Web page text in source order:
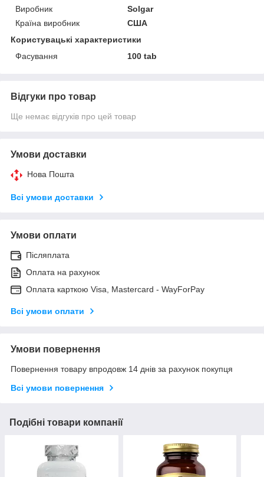
Виробник
Solgar
Країна виробник
США
Користувацькі характеристики
Фасування
100 tab
Відгуки про товар
Ще немає відгуків про цей товар
Умови доставки
Нова Пошта
Всі умови доставки
Умови оплати
Післяплата
Оплата на рахунок
Оплата карткою Visa, Mastercard - WayForPay
Всі умови оплати
Умови повернення
Повернення товару впродовж 14 днів за рахунок покупця
Всі умови повернення
Подібні товари компанії